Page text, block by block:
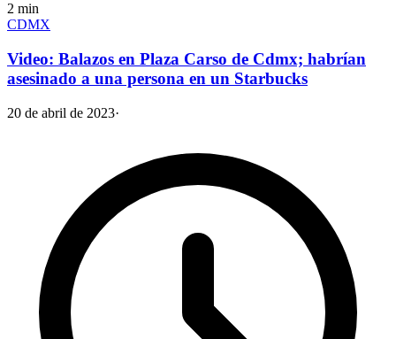
2 min
CDMX
Video: Balazos en Plaza Carso de Cdmx; habrían
asesinado a una persona en un Starbucks
20 de abril de 2023·